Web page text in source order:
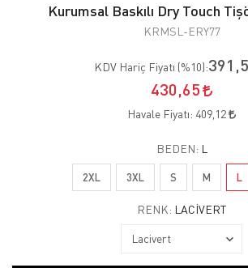
Kurumsal Baskılı Dry Touch
KRMSL-ERY77
KDV Hariç Fiyatı (%10):
430,65
Havale Fiyatı: 409,12
BEDEN: L
2XL 3XL S M L
RENK: LACIVERT